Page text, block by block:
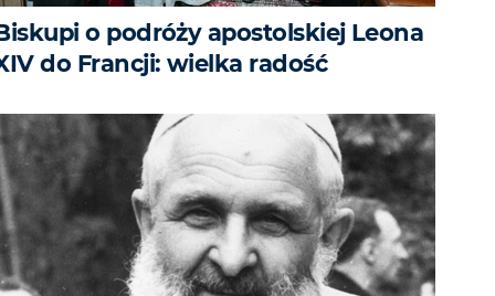
o podróży apostolskiej Leona
do Francji: wielka radość